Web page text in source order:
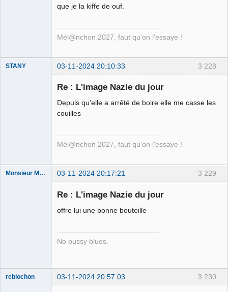
que je la kiffe de ouf.
Mél@nchon 2027, faut qu'on l'essaye !
3 228
STANY 03-11-2024 20:10:33
Re : L'image Nazie du jour
Depuis qu'elle a arrêté de boire elle me casse les
couilles
Mél@nchon 2027, faut qu'on l'essaye !
3 229
Monsieur Maurice 03-11-2024 20:17:21
Re : L'image Nazie du jour
offre lui une bonne bouteille
No pussy blues.
3 230
reblochon 03-11-2024 20:57:03